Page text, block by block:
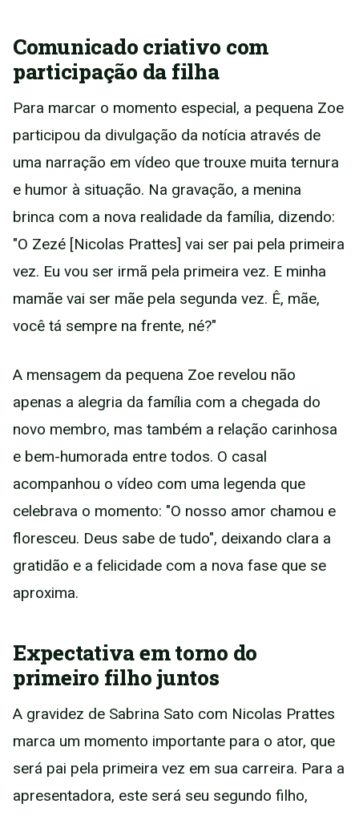
Comunicado criativo com
participação da filha
Para marcar o momento especial, a pequena Zoe
participou da divulgação da notícia através de
uma narração em vídeo que trouxe muita ternura
e humor à situação. Na gravação, a menina
brinca com a nova realidade da família, dizendo:
"O Zezé [Nicolas Prattes] vai ser pai pela primeira
vez. Eu vou ser irmã pela primeira vez. E minha
mamãe vai ser mãe pela segunda vez. Ê, mãe,
você tá sempre na frente, né?"
A mensagem da pequena Zoe revelou não
apenas a alegria da família com a chegada do
novo membro, mas também a relação carinhosa
e bem-humorada entre todos. O casal
acompanhou o vídeo com uma legenda que
celebrava o momento: "O nosso amor chamou e
floresceu. Deus sabe de tudo", deixando clara a
gratidão e a felicidade com a nova fase que se
aproxima.
Expectativa em torno do
primeiro filho juntos
A gravidez de Sabrina Sato com Nicolas Prattes
marca um momento importante para o ator, que
será pai pela primeira vez em sua carreira. Para a
apresentadora, este será seu segundo filho,